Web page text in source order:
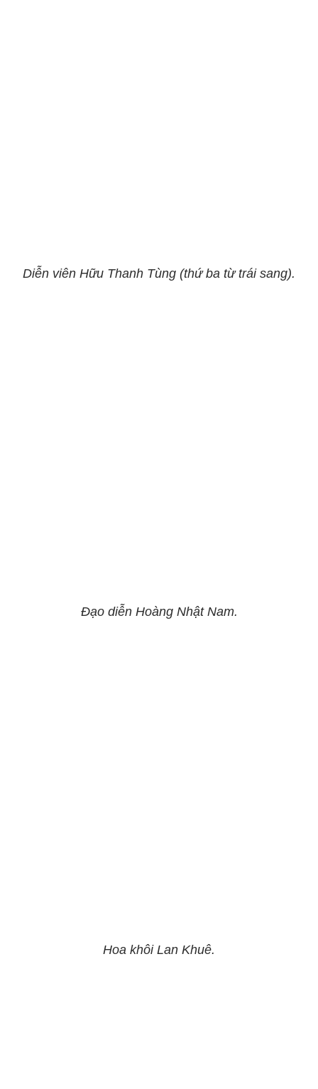
Diễn viên Hữu Thanh Tùng (thứ ba từ trái sang).
Đạo diễn Hoàng Nhật Nam.
Hoa khôi Lan Khuê.